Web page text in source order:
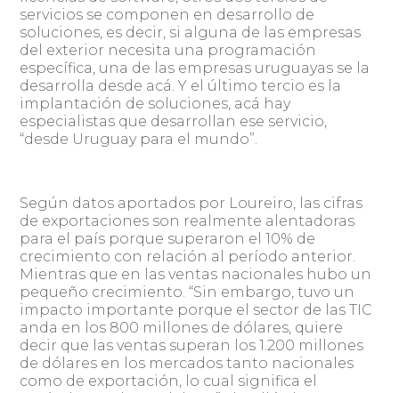
servicios se componen en desarrollo de
soluciones, es decir, si alguna de las empresas
del exterior necesita una programación
específica, una de las empresas uruguayas se la
desarrolla desde acá. Y el último tercio es la
implantación de soluciones, acá hay
especialistas que desarrollan ese servicio,
“desde Uruguay para el mundo”.
Según datos aportados por Loureiro, las cifras
de exportaciones son realmente alentadoras
para el país porque superaron el 10% de
crecimiento con relación al período anterior.
Mientras que en las ventas nacionales hubo un
pequeño crecimiento. “Sin embargo, tuvo un
impacto importante porque el sector de las TIC
anda en los 800 millones de dólares, quiere
decir que las ventas superan los 1.200 millones
de dólares en los mercados tanto nacionales
como de exportación, lo cual significa el